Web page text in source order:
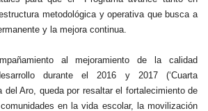
metodológica y operativa que busca a
y la mejora continua.
al mejoramiento de la calidad
durante el 2016 y 2017 (‘Cuarta
del Aro, queda por resaltar el fortalecimiento de
en la vida escolar, la movilización